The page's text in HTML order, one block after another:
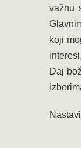
važnu
koji
Daj